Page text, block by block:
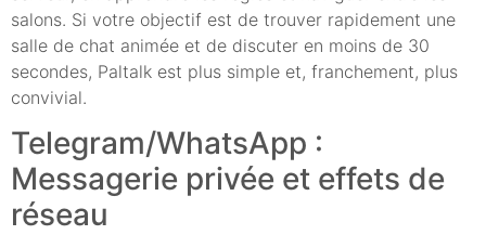
salons. Si votre objectif est de trouver rapidement une
salle de chat animée et de discuter en moins de 30
secondes, Paltalk est plus simple et, franchement, plus
convivial.
Telegram/WhatsApp :
Messagerie privée et effets de
réseau